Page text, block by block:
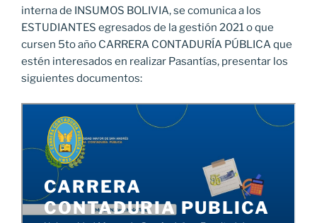
interna de INSUMOS BOLIVIA, se comunica a los
ESTUDIANTES egresados de la gestión 2021 o que
cursen 5to año CARRERA CONTADURÍA PÚBLICA que
estén interesados en realizar Pasantías, presentar los
siguientes documentos: